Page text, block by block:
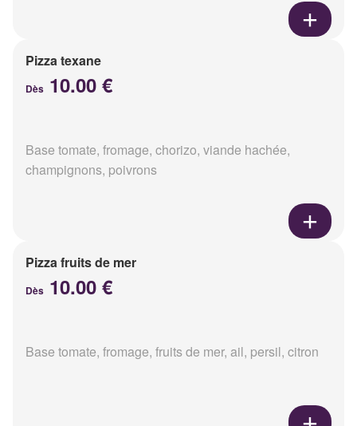
Pizza texane
Dès 10.00 €
Base tomate, fromage, chorizo, viande hachée,
champignons, poivrons
Pizza fruits de mer
Dès 10.00 €
Base tomate, fromage, fruits de mer, ail, persil, citron